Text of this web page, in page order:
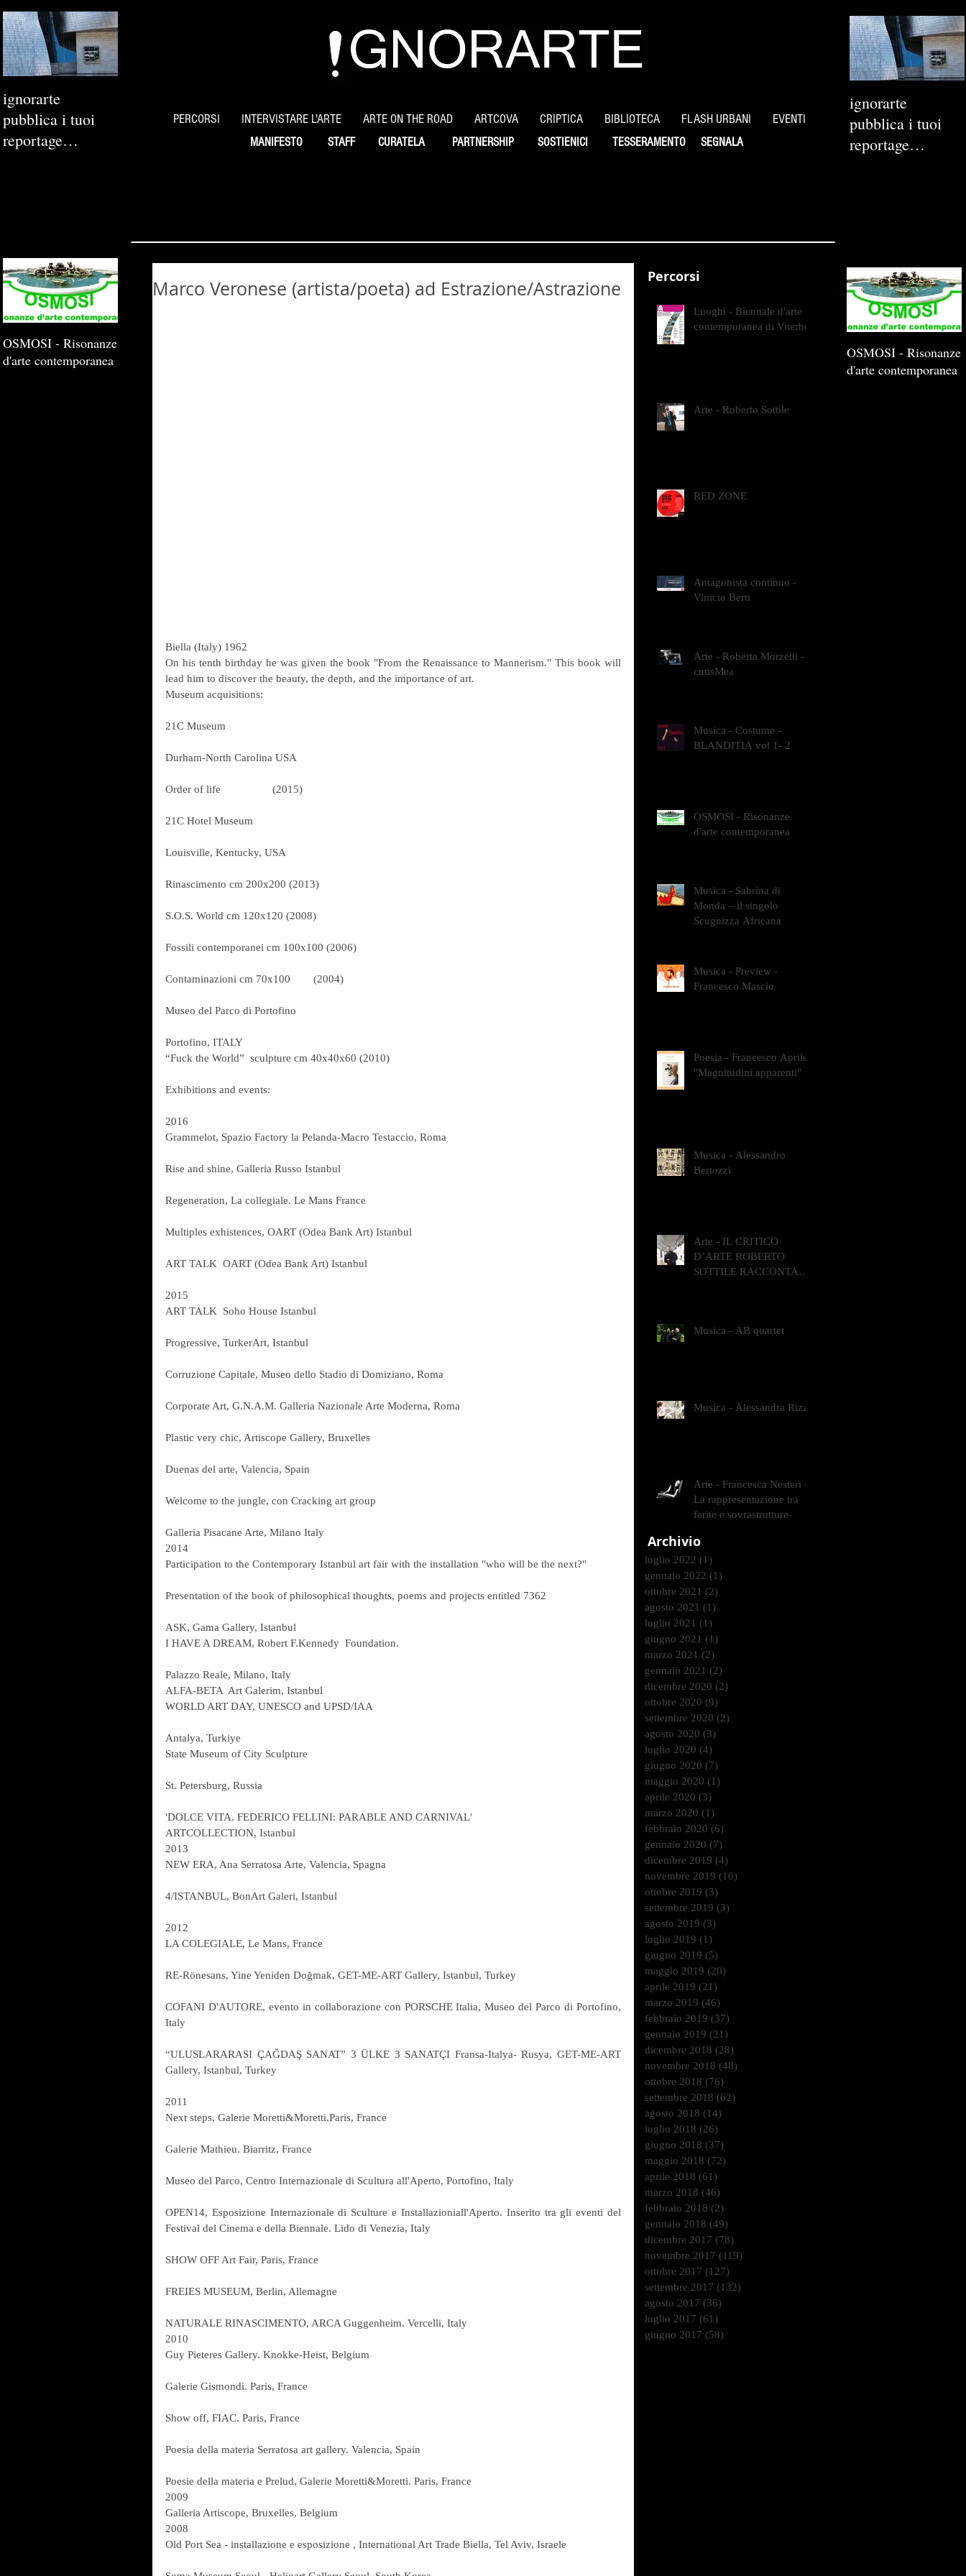
ignorarte
pubblica i tuoi
reportage
PERCORSI INTERVISTARE L'ARTE ARTE ON THE ROAD ARTCOVA CRIPTICA BIBLIOTECA FLASH URBANI EVENTI
MANIFESTO STAFF CURATELA PARTNERSHIP SOSTIENICI SEGNALA
TESSERAMENTO
ignorarte
pubblica i tuoi
reportage
Marco Veronese (artista/poeta) ad Estrazione/Astrazione
Biella (Italy) 1962
On his tenth birthday he was given the book "From the Renaissance to Mannerism." This book will
lead him to discover the beauty, the depth, and the importance of art.
Museum acquisitions:
21C Museum
Durham-North Carolina USA
Order of life                  (2015)
21C Hotel Museum
Louisville, Kentucky, USA
Rinascimento cm 200x200 (2013)
S.O.S. World cm 120x120 (2008)
Fossili contemporanei cm 100x100 (2006)
Contaminazioni cm 70x100        (2004)
Museo del Parco di Portofino
Portofino, ITALY
“Fuck the World”  sculpture cm 40x40x60 (2010)
Exhibitions and events:
2016
Grammelot, Spazio Factory la Pelanda-Macro Testaccio, Roma
Rise and shine, Galleria Russo Istanbul
Regeneration, La collegiale. Le Mans France
Multiples exhistences, OART (Odea Bank Art) Istanbul
ART TALK  OART (Odea Bank Art) Istanbul
2015
ART TALK  Soho House Istanbul
Progressive, TurkerArt, Istanbul
Corruzione Capitale, Museo dello Stadio di Domiziano, Roma
Corporate Art, G.N.A.M. Galleria Nazionale Arte Moderna, Roma
Plastic very chic, Artiscope Gallery, Bruxelles
Duenas del arte, Valencia, Spain
Welcome to the jungle, con Cracking art group
Galleria Pisacane Arte, Milano Italy
2014
Participation to the Contemporary Istanbul art fair with the installation "who will be the next?"
Presentation of the book of philosophical thoughts, poems and projects entitled 7362
ASK, Gama Gallery, Istanbul
I HAVE A DREAM, Robert F.Kennedy  Foundation.
Palazzo Reale, Milano, Italy
ALFA-BETA  Art Galerim, Istanbul
WORLD ART DAY, UNESCO and UPSD/IAA
Antalya, Turkiye
State Museum of City Sculpture
St. Petersburg, Russia
'DOLCE VITA. FEDERICO FELLINI: PARABLE AND CARNIVAL'
ARTCOLLECTION, Istanbul
2013
NEW ERA, Ana Serratosa Arte, Valencia, Spagna
4/ISTANBUL, BonArt Galeri, Istanbul
2012
LA COLEGIALE, Le Mans, France
RE-Rönesans, Yine Yeniden Doğmak, GET-ME-ART Gallery, Istanbul, Turkey
COFANI D'AUTORE, evento in collaborazione con PORSCHE Italia, Museo del Parco di Portofino,
Italy
“ULUSLARARASI ÇAĞDAŞ SANAT” 3 ÜLKE 3 SANATÇI Fransa-Italya- Rusya, GET-ME-ART
Gallery, Istanbul, Turkey
2011
Next steps, Galerie Moretti&Moretti.Paris, France
Galerie Mathieu. Biarritz, France
Museo del Parco, Centro Internazionale di Scultura all'Aperto, Portofino, Italy
OPEN14, Esposizione Internazionale di Sculture e Installazioniall'Aperto. Inserito tra gli eventi del
Festival del Cinema e della Biennale. Lido di Venezia, Italy
SHOW OFF Art Fair, Paris, France
FREIES MUSEUM, Berlin, Allemagne
NATURALE RINASCIMENTO, ARCA Guggenheim. Vercelli, Italy
2010
Guy Pieteres Gallery. Knokke-Heist, Belgium
Galerie Gismondi. Paris, France
Show off, FIAC. Paris, France
Poesia della materia Serratosa art gallery. Valencia, Spain
Poesie della materia e Prelud, Galerie Moretti&Moretti. Paris, France
2009
Galleria Artiscope, Bruxelles, Belgium
2008
Old Port Sea - installazione e esposizione , International Art Trade Biella, Tel Aviv, Israele
Percorsi
Luoghi - Biennale d'arte
contemporanea di Viterbo
Arte - Roberto Sottile
RED ZONE
Antagonista continuo -
Vinicio Berti
Arte - Roberta Morzetti -
cutisMea
Musica - Costume -
BLANDITIA vol 1- 2
OSMOSI - Risonanze
d'arte contemporanea
Musica - Sabrina di
Monda – il singolo
Scugnizza Africana
Musica - Preview -
Francesco Mascio
Poesia - Francesco Aprile -
"Magnitudini apparenti"
Musica - Alessandro
Bertozzi
Arte - IL CRITICO
D’ARTE ROBERTO
SOTTILE RACCONTA
Musica - AB quartet
Musica - Alessandra Rizzo
Arte - Francesca Nesteri -
La rappresentazione tra
ferite e sovrastrutture
Archivio
luglio 2022 (1)
gennaio 2022 (1)
ottobre 2021 (2)
agosto 2021 (1)
luglio 2021 (1)
giugno 2021 (1)
marzo 2021 (2)
gennaio 2021 (2)
dicembre 2020 (2)
ottobre 2020 (9)
settembre 2020 (2)
agosto 2020 (3)
luglio 2020 (4)
giugno 2020 (7)
maggio 2020 (1)
aprile 2020 (3)
marzo 2020 (1)
febbraio 2020 (6)
gennaio 2020 (7)
dicembre 2019 (4)
novembre 2019 (10)
ottobre 2019 (3)
settembre 2019 (3)
agosto 2019 (3)
luglio 2019 (1)
giugno 2019 (5)
maggio 2019 (20)
aprile 2019 (21)
marzo 2019 (46)
febbraio 2019 (37)
gennaio 2019 (21)
dicembre 2018 (28)
novembre 2018 (48)
ottobre 2018 (76)
settembre 2018 (62)
agosto 2018 (14)
luglio 2018 (26)
giugno 2018 (37)
maggio 2018 (72)
aprile 2018 (61)
marzo 2018 (46)
febbraio 2018 (2)
gennaio 2018 (49)
dicembre 2017 (78)
novembre 2017 (119)
ottobre 2017 (127)
settembre 2017 (132)
agosto 2017 (36)
luglio 2017 (61)
giugno 2017 (58)
OSMOSI - Risonanze
d'arte contemporanea
OSMOSI - Risonanze
d'arte contemporanea